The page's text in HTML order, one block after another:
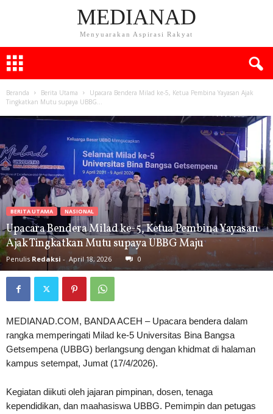
MEDIANAD
Menyuarakan Aspirasi Rakyat
Beranda Berita Utama
Upacara Bendera Milad ke-5, Ketua Pembina Yayasan Ajak
Tingkatkan Mutu supaya UBBG...
BERITA UTAMA NASIONAL
Upacara Bendera Milad ke-5, Ketua Pembina Yayasan
Ajak Tingkatkan Mutu supaya UBBG Maju
Penulis Redaksi - April 18, 2026 0
MEDIANAD.COM, BANDA ACEH – Upacara bendera dalam
rangka memperingati Milad ke-5 Universitas Bina Bangsa
Getsempena (UBBG) berlangsung dengan khidmat di halaman
kampus setempat, Jumat (17/4/2026).
Kegiatan diikuti oleh jajaran pimpinan, dosen, tenaga
kependidikan, dan maahasiswa UBBG. Pemimpin dan petugas